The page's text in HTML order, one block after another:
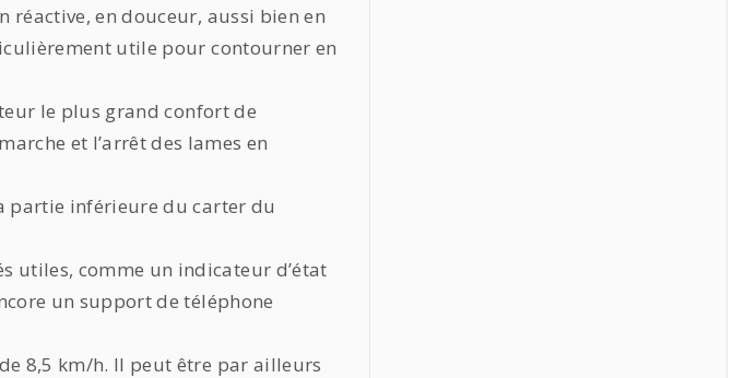
réactive, en douceur, aussi bien en
utile pour contourner en
le plus grand confort de
et l’arrêt des lames en
partie inférieure du carter du
utiles, comme un indicateur d’état
un support de téléphone
8,5 km/h. Il peut être par ailleurs